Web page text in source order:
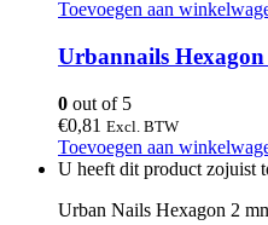
Toevoegen aan
Urbannails
0 out of 5
€0,81 Excl. BTW
Toevoegen aan
U heeft dit product zojuist
Urban Nails Hexagon 2